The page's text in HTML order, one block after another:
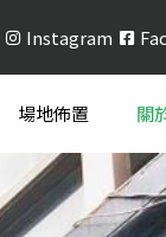
Instagram
場地佈置 關